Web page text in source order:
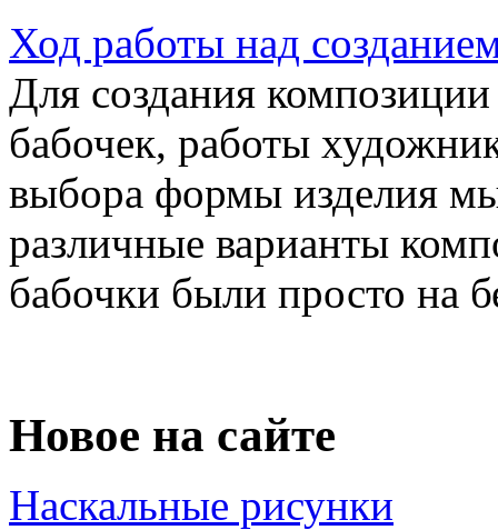
Ход работы над
Для создания
бабочек, работы
выбора формы изделия
различные варианты
бабочки были просто на
Новое на сайте
Наскальные рисунки